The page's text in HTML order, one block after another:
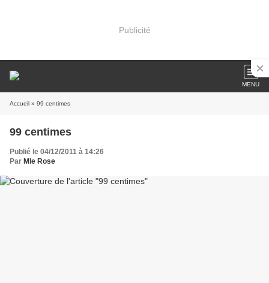
Publicité
MENU
Accueil » 99 centimes
99 centimes
Publié le 04/12/2011 à 14:26
Par Mle Rose